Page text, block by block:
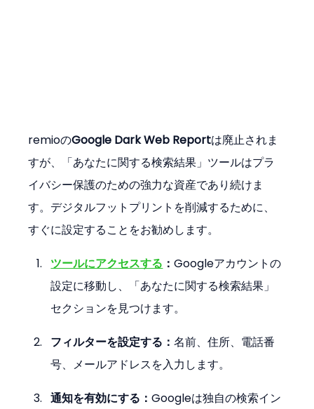
remioのGoogle Dark Web Reportは廃止されま
すが、「あなたに関する検索結果」ツールはプラ
イバシー保護のための強力な資産であり続けま
す。デジタルフットプリントを削減するために、
すぐに設定することをお勧めします。
ツールにアクセスする ：Googleアカウントの
設定に移動し、「あなたに関する検索結果」
セクションを見つけます。
フィルターを設定する：名前、住所、電話番
号、メールアドレスを入力します。
通知を有効にする：Googleは独自の検索イン